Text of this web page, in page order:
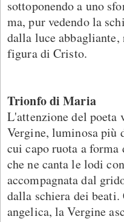
sottoponendo a uno
ma, pur vedendo la
dalla luce
figura di Cristo.
Trionfo di Maria
L'attenzione del poeta
Vergine, luminosa
cui capo ruota a
che ne canta le lodi
accompagnata dal
dalla schiera dei
angelica, la Vergine